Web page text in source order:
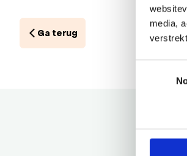
media,
Ga terug